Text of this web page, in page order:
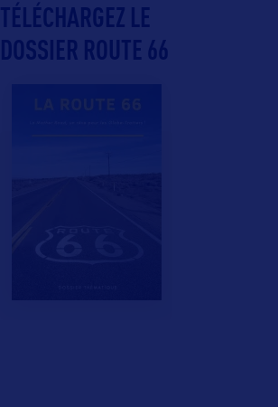
TÉLÉCHARGEZ LE
DOSSIER ROUTE 66